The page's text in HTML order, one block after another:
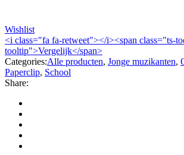
Wishlist
<i class="fa fa-retweet"></i><span class="ts-
tooltip">Vergelijk</span>
Categories:Alle producten, Jonge muzikanten,
Paperclip, School
Share: